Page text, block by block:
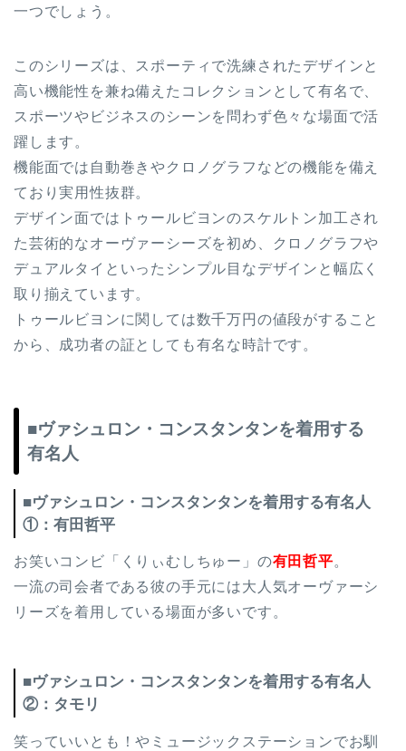
一つでしょう。
このシリーズは、スポーティで洗練されたデザインと
高い機能性を兼ね備えたコレクションとして有名で、
スポーツやビジネスのシーンを問わず色々な場面で活
躍します。
機能面では自動巻きやクロノグラフなどの機能を備え
ており実用性抜群。
デザイン面ではトゥールビヨンのスケルトン加工され
た芸術的なオーヴァーシーズを初め、クロノグラフや
デュアルタイといったシンプル目なデザインと幅広く
取り揃えています。
トゥールビヨンに関しては数千万円の値段がすること
から、成功者の証としても有名な時計です。
■ヴァシュロン・コンスタンタンを着用する
有名人
■ヴァシュロン・コンスタンタンを着用する有名人
①：有田哲平
お笑いコンビ「くりぃむしちゅー」の有田哲平。
一流の司会者である彼の手元には大人気オーヴァーシ
リーズを着用している場面が多いです。
■ヴァシュロン・コンスタンタンを着用する有名人
②：タモリ
笑っていいとも！やミュージックステーションでお馴